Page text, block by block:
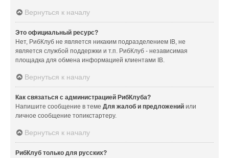
Вернуться к началу
Это официальный ресурс?
Нет, РибКлуб не является никаким подразделением IB, не
является службой поддержки и т.п. РибКлуб - независимая
площадка для обмена информацией клиентами IB.
Вернуться к началу
Как связаться с администрацией РибКлуба?
Напишите сообщение в теме Для жалоб и предложений или
личное сообщение топикстартеру.
Вернуться к началу
РибКлуб только для русских?